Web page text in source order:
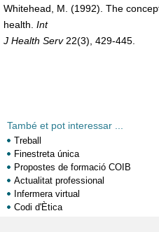
Whitehead, M. (1992). The
health. Int
J Health Serv22(3), 429-445.
També et pot interessar ...
Treball
Finestreta única
Propostes de formació COIB
Actualitat professional
Infermera virtual
Codi d'Ètica